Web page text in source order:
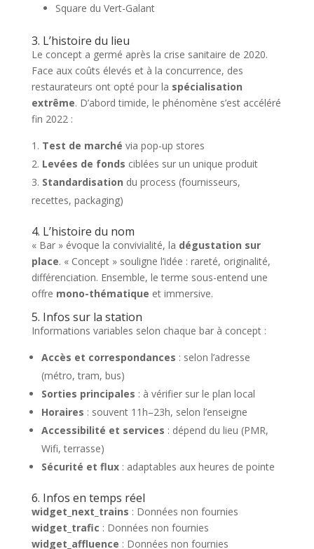
Square du Vert-Galant
3. L’histoire du lieu
Le concept a germé après la crise sanitaire de 2020.
Face aux coûts élevés et à la concurrence, des
restaurateurs ont opté pour la spécialisation
extrême. D’abord timide, le phénomène s’est accéléré
fin 2022 :
Test de marché via pop-up stores
Levées de fonds ciblées sur un unique produit
Standardisation du process (fournisseurs,
recettes, packaging)
4. L’histoire du nom
« Bar » évoque la convivialité, la dégustation sur
place. « Concept » souligne l’idée : rareté, originalité,
différenciation. Ensemble, le terme sous-entend une
offre mono-thématique et immersive.
5. Infos sur la station
Informations variables selon chaque bar à concept :
Accès et correspondances : selon l’adresse
(métro, tram, bus)
Sorties principales : à vérifier sur le plan local
Horaires : souvent 11h–23h, selon l’enseigne
Accessibilité et services : dépend du lieu (PMR,
Wifi, terrasse)
Sécurité et flux: adaptables aux heures de pointe
6. Infos en temps réel
widget_next_trains : Données non fournies
widget_trafic : Données non fournies
widget_affluence : Données non fournies